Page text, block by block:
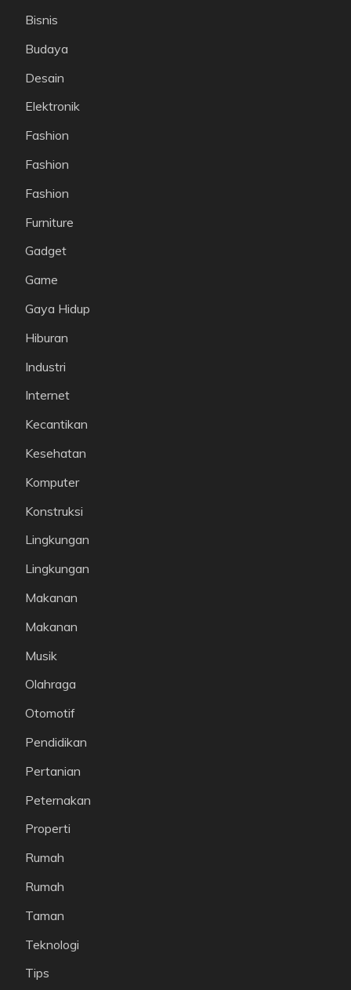
Bisnis
Budaya
Desain
Elektronik
Fashion
Fashion
Fashion
Furniture
Gadget
Game
Gaya Hidup
Hiburan
Industri
Internet
Kecantikan
Kesehatan
Komputer
Konstruksi
Lingkungan
Lingkungan
Makanan
Makanan
Musik
Olahraga
Otomotif
Pendidikan
Pertanian
Peternakan
Properti
Rumah
Rumah
Taman
Teknologi
Tips